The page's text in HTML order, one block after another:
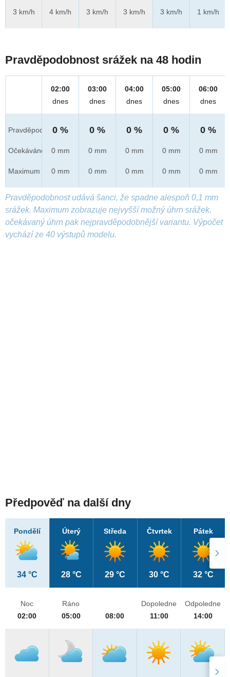
3 km/h
4 km/h
3 km/h
3 km/h
3 km/h
1 km/h
Pravděpodobnost srážek na 48 hodin
Pravděpod.
Očekáváno
Maximum
02:00
dnes
0 %
0 mm
0 mm
03:00
dnes
0 %
0 mm
0 mm
04:00
dnes
0 %
0 mm
0 mm
05:00
dnes
0 %
0 mm
0 mm
06:00
dnes
0 %
0 mm
0 mm
Pravděpodobnost udává šanci, že spadne alespoň 0,1 mm
srážek. Maximum zobrazuje nejvyšší možný úhrn srážek,
očekávaný úhrn pak nejpravděpodobnější variantu. Výpočet
vychází ze 40 výstupů modelu.
Předpověď na další dny
Pondělí
34 °C
Úterý
28 °C
Středa
29 °C
Čtvrtek
30 °C
Pátek
32 °C
Noc
02:00
Ráno
05:00
08:00
Dopoledne
11:00
Odpoledne
14:00